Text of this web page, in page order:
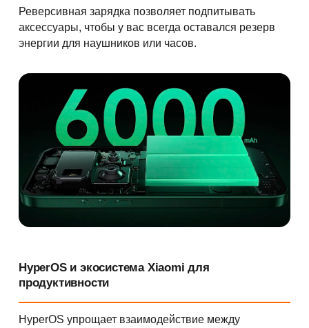
Реверсивная зарядка позволяет подпитывать
аксессуары, чтобы у вас всегда оставался резерв
энергии для наушников или часов.
HyperOS и экосистема Xiaomi для
продуктивности
HyperOS упрощает взаимодействие между